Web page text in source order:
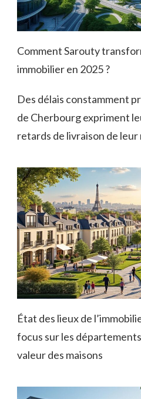
Comment Sarouty
immobilier en 2025 ?
Des délais constamment
de Cherbourg expriment
retards de livraison de leur
État des lieux de
focus sur les
valeur des maisons